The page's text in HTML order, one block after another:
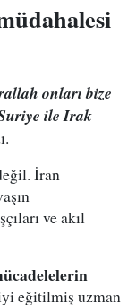
onları bize
ile Irak
İran
ve akıl
eğitilmiş uzman